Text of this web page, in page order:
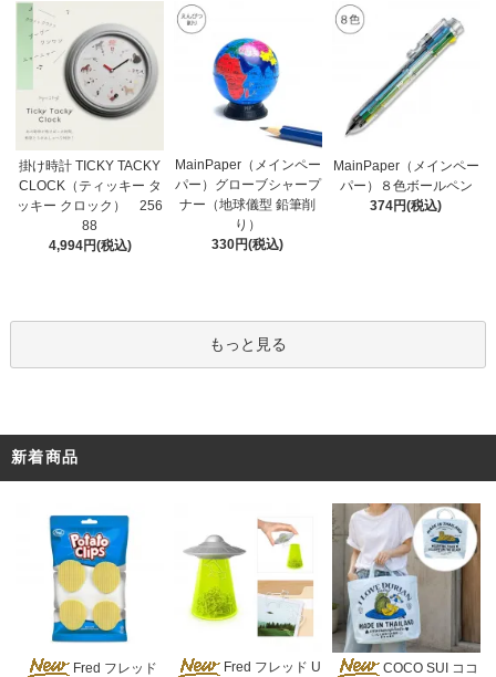
掛け時計 TICKY TACKY
CLOCK（ティッキー タ
ッキー クロック） 256
88
4,994円(税込)
MainPaper（メインペー
パー）グローブシャープ
ナー（地球儀型 鉛筆削
り）
330円(税込)
MainPaper（メインペー
パー）８色ボールペン
374円(税込)
もっと見る
新着商品
Fred フレッド
Fred フレッド U
COCO SUI ココ